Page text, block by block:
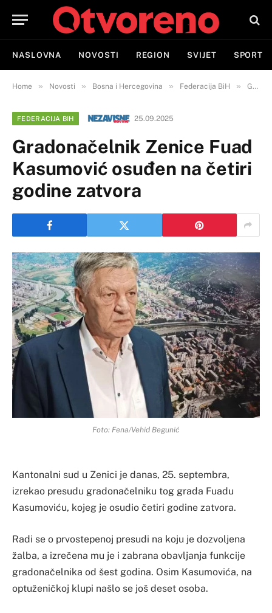
NASLOVNA NOVOSTI REGION SVIJET SPORT
Home » Novosti » Bosna i Hercegovina » Federacija BiH » Gradonačelnik Zenice Fuad Kasumović osuđen na četiri godine zatvora
FEDERACIJA BIH 25.09.2025
Gradonačelnik Zenice Fuad
Kasumović osuđen na četiri
godine zatvora
Foto: Fena/Vehid Begunić
Kantonalni sud u Zenici je danas, 25. septembra,
izrekao presudu gradonačelniku tog grada Fuadu
Kasumoviću, kojeg je osudio četiri godine zatvora.
Radi se o prvostepenoj presudi na koju je dozvoljena
žalba, a izrečena mu je i zabrana obavljanja funkcije
gradonačelnika od šest godina. Osim Kasumovića, na
optuženičkoj klupi našlo se još deset osoba.